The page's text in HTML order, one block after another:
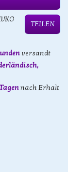
TEILEN
versandt
nach Erhalt